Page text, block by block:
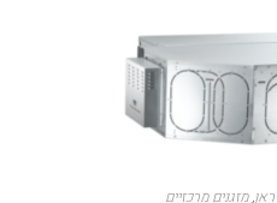
,מזגנים מרכזיים